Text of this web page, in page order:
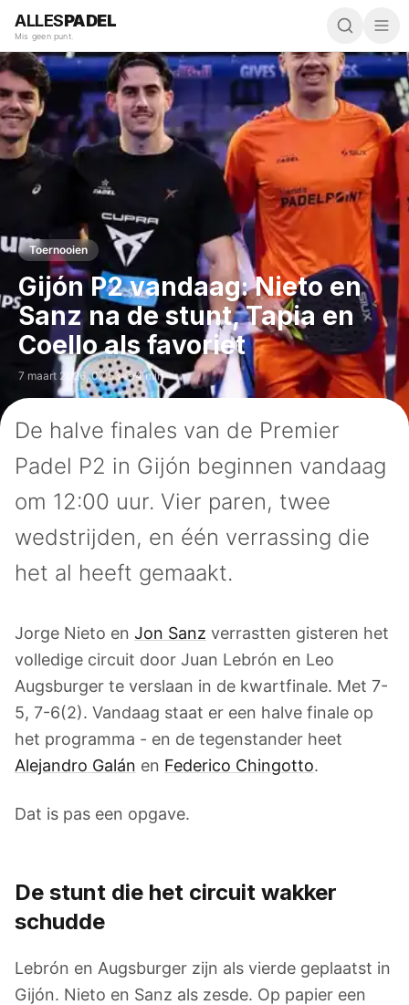
ALLESPADEL
Mis geen punt.
Toernooien
Gijón P2 vandaag: Nieto en
Sanz na de stunt, Tapia en
Coello als favoriet
7 maart 2026,07:53· 4 min
De halve finales van de Premier
Padel P2 in Gijón beginnen vandaag
om 12:00 uur. Vier paren, twee
wedstrijden, en één verrassing die
het al heeft gemaakt.
Jorge Nieto en Jon Sanz verrastten gisteren het
volledige circuit door Juan Lebrón en Leo
Augsburger te verslaan in de kwartfinale. Met 7-
5, 7-6(2). Vandaag staat er een halve finale op
het programma - en de tegenstander heet
Alejandro Galán en Federico Chingotto.
Dat is pas een opgave.
De stunt die het circuit wakker
schudde
Lebrón en Augsburger zijn als vierde geplaatst in
Gijón. Nieto en Sanz als zesde. Op papier een